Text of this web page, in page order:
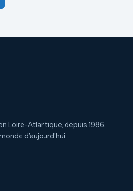
Loire-Atlantique, depuis 1986.
d’aujourd’hui.